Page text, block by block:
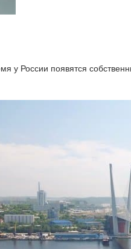
у России появятся
Счет в
по